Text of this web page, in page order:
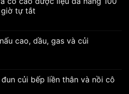
tự tắt
cao, dầu, gas và củi
củi bếp liền thân và nồi cô